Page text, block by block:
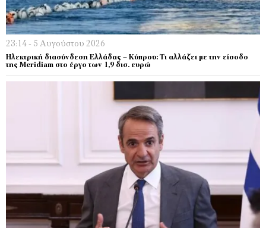
23:14 - 5 Αυγούστου 2026
Ηλεκτρική διασύνδεση Ελλάδας – Κύπρου: Τι αλλάζει με την είσοδο
της Meridiam στο έργο των 1,9 δισ. ευρώ